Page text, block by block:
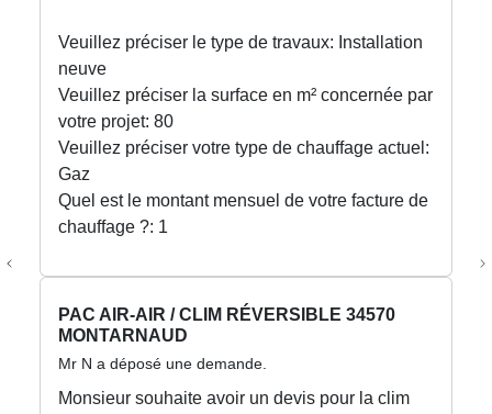
Veuillez préciser le type de travaux: Installation
neuve
Veuillez préciser la surface en m² concernée par
votre projet: 80
Veuillez préciser votre type de chauffage actuel:
Gaz
Quel est le montant mensuel de votre facture de
chauffage ?: 1
PAC AIR-AIR / CLIM RÉVERSIBLE 34570
MONTARNAUD
Mr N a déposé une demande.
Monsieur souhaite avoir un devis pour la clim
Previous